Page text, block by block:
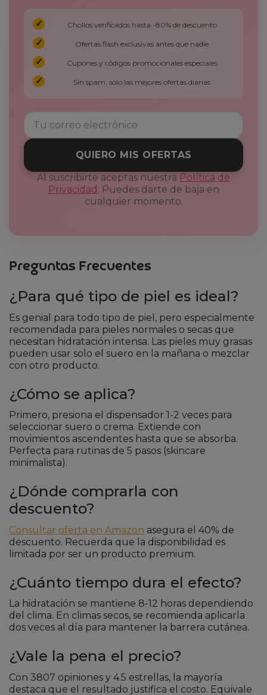
Chollos verificados hasta -80% de descuento
Ofertas flash exclusivas antes que nadie
Cupones y códigos promocionales especiales
Sin spam, solo las mejores ofertas diarias
QUIERO MIS OFERTAS
Al suscribirte aceptas nuestra Política de
Privacidad . Puedes darte de baja en
cualquier momento.
Preguntas Frecuentes
¿Para qué tipo de piel es ideal?
Es genial para todo tipo de piel, pero especialmente
recomendada para pieles normales o secas que
necesitan hidratación intensa. Las pieles muy grasas
pueden usar solo el suero en la mañana o mezclar
con otro producto.
¿Cómo se aplica?
Primero, presiona el dispensador 1-2 veces para
seleccionar suero o crema. Extiende con
movimientos ascendentes hasta que se absorba.
Perfecta para rutinas de 5 pasos (skincare
minimalista).
¿Dónde comprarla con
descuento?
Consultar oferta en Amazon asegura el 40% de
descuento. Recuerda que la disponibilidad es
limitada por ser un producto premium.
¿Cuánto tiempo dura el efecto?
La hidratación se mantiene 8-12 horas dependiendo
del clima. En climas secos, se recomienda aplicarla
dos veces al día para mantener la barrera cutánea.
¿Vale la pena el precio?
Con 3807 opiniones y 4.5 estrellas, la mayoría
destaca que el resultado justifica el costo. Equivale